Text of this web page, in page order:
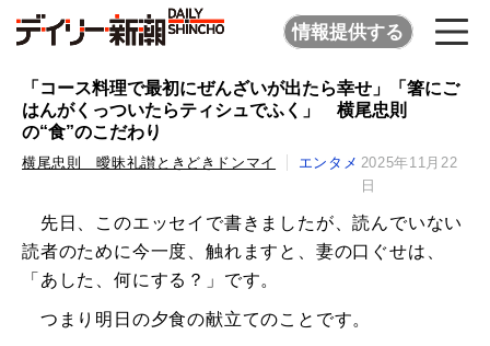
情報提供する
「コース料理で最初にぜんざいが出たら幸せ」「箸にご
はんがくっついたらティシュでふく」 横尾忠則
の“食”のこだわり
横尾忠則 曖昧礼讃ときどきドンマイ エンタメ 2025年11月22
日
先日、このエッセイで書きましたが、読んでいない
読者のために今一度、触れますと、妻の口ぐせは、
「あした、何にする？」です。
つまり明日の夕食の献立てのことです。